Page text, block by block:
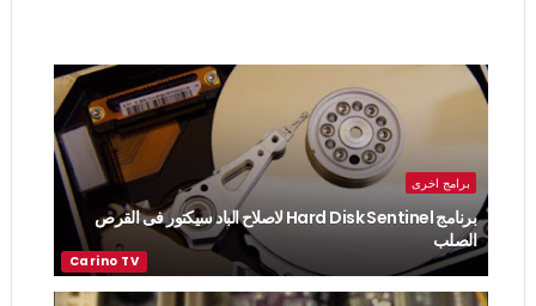
برامج اخرى
برنامج Hard Disk Sentinel لاصلاح الباد سيكتور فى القرص
الصلب